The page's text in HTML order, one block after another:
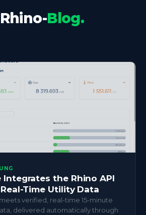
Blog.
Integrates the Rhino API
Time Utility Data
verified, real-time 15-minute
delivered automatically through